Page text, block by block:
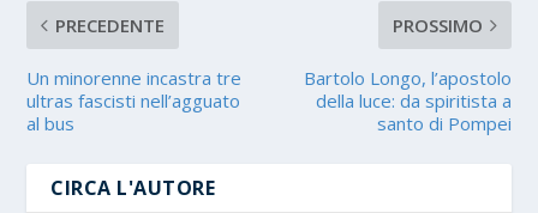
PRECEDENTE
Un minorenne incastra tre
ultras fascisti nell’agguato
al bus
PROSSIMO
Bartolo Longo, l’apostolo
della luce: da spiritista a
santo di Pompei
CIRCA L'AUTORE